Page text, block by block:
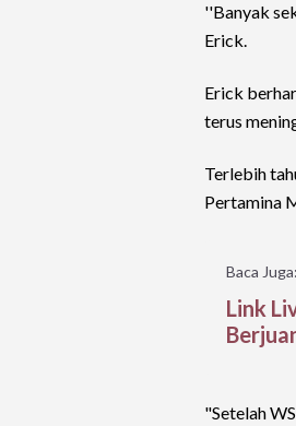
''Banyak
Erick.
Erick
terus
Terlebih
Pertamina
Baca Juga:
Link
"Setelah